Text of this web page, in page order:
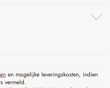
en mogelijke leveringskosten, indien
vermeld.